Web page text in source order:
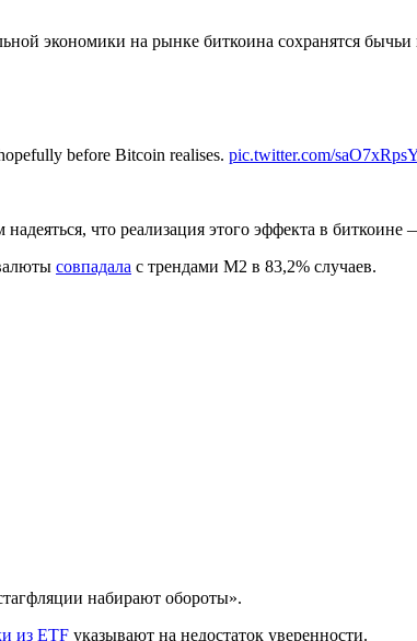
экономики на рынке биткоина сохранятся бычьи
before Bitcoin realises. pic.twitter.com/
надеяться, что реализация этого эффекта в
совпадала с трендами M2 в 83,2% случаев.
набирают обороты».
из ETF указывают на недостаток уверенности.